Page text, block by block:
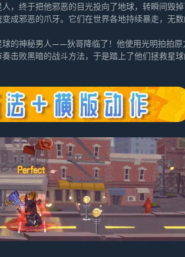
，终于把他邪恶的目光投向了地球，转瞬间毁
成邪恶的爪牙。它们在世界各地持续暴走，无
的神秘男人——狄哥降临了！他使用光明拍拍
击败黑暗的战斗方法，于是踏上了他们拯救星球